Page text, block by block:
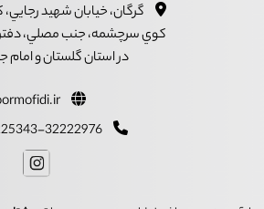
گرگان، خيابان شهيد
کوي سرچشمه، جنب مصلي، دفتر
در استان گلستان و امام